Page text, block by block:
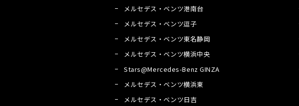
メルセデス・ベンツ港南台
メルセデス・ベンツ逗子
メルセデス・ベンツ東名静岡
メルセデス・ベンツ横浜中央
Stars@Mercedes-Benz GINZA
メルセデス・ベンツ横浜東
メルセデス・ベンツ日吉